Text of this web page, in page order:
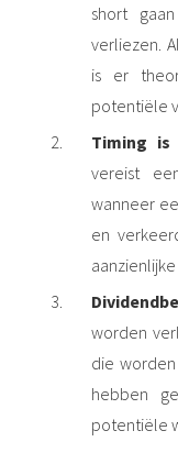
short
verliezen.
is er
potentiële
Timing
vereist
wanneer
en
worden
die
hebben
potentiële